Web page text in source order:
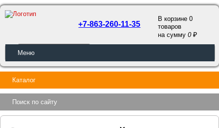
ОБРАТНЫЙ ЗВОНОК
+7-863-260-11-35
В корзине 0
товаров
на сумму0
Меню
Каталог
Поиск по сайту